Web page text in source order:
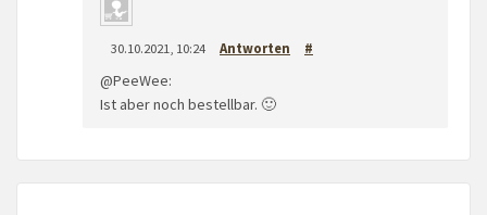
30.10.2021, 10:24 Antworten #
@PeeWee:
Ist aber noch bestellbar. 🙂